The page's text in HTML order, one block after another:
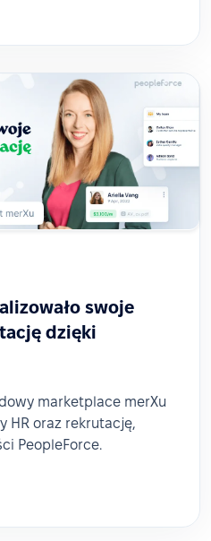
swoje
dzięki
marketplace merXu
HR oraz rekrutację,
PeopleForce.